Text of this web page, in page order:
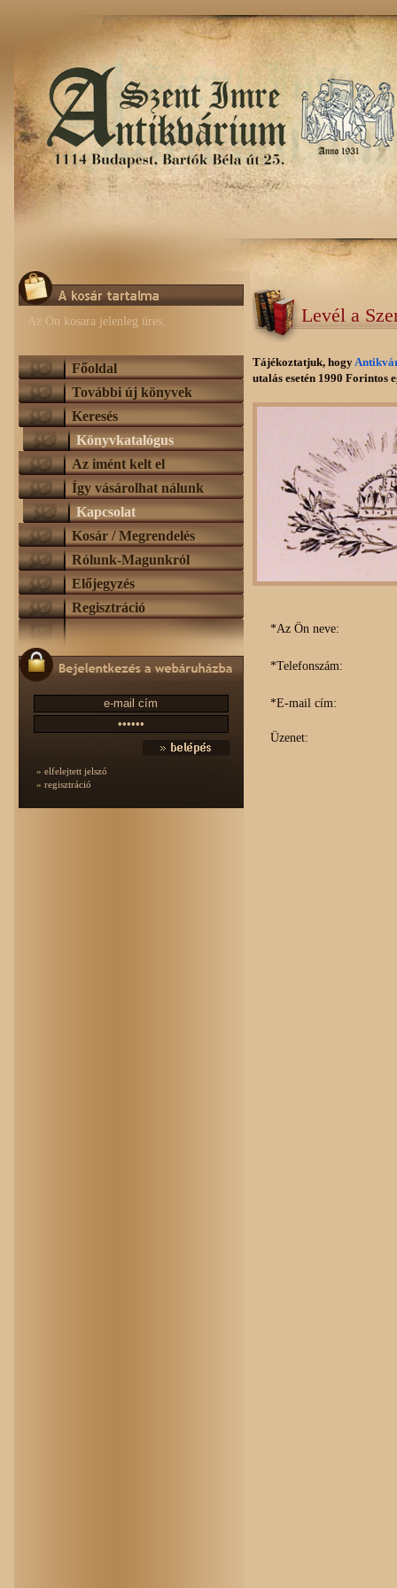
Az Ön kosara jelenleg üres.
Főoldal
További új könyvek
Keresés
Könyvkatalógus
Az imént kelt el
Így vásárolhat nálunk
Kapcsolat
Kosár / Megrendelés
Rólunk-Magunkról
Előjegyzés
Regisztráció
» elfelejtett jelszó
» regisztráció
Levél a
Tájékoztatjuk, hogy
utalás esetén 1990 Forintos
*Az Ön neve:
*Telefonszám:
*E-mail cím:
Üzenet: